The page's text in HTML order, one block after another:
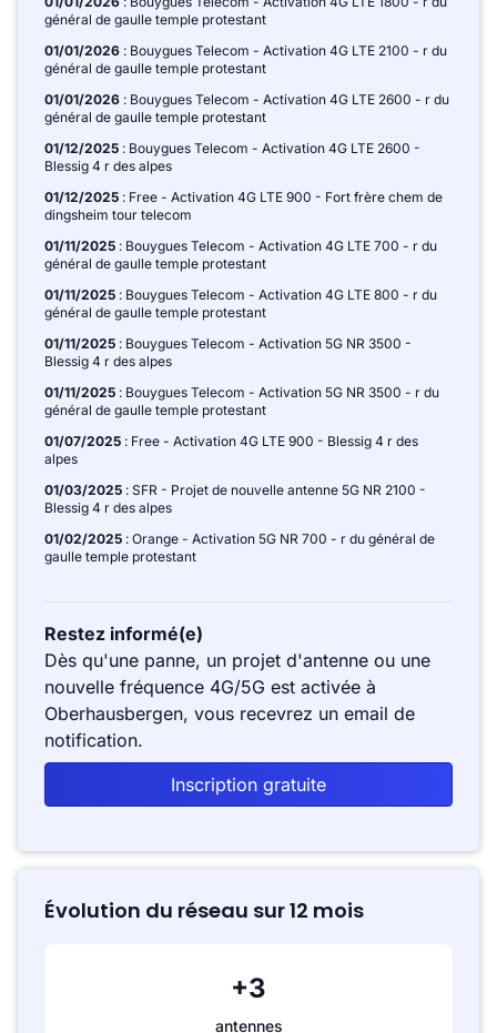
général de gaulle temple protestant
01/01/2026 : Bouygues Telecom - Activation 4G LTE 2100 - r du
général de gaulle temple protestant
01/01/2026 : Bouygues Telecom - Activation 4G LTE 2600 - r du
général de gaulle temple protestant
01/12/2025 : Bouygues Telecom - Activation 4G LTE 2600 -
Blessig 4 r des alpes
01/12/2025 : Free - Activation 4G LTE 900 - Fort frère chem de
dingsheim tour telecom
01/11/2025 : Bouygues Telecom - Activation 4G LTE 700 - r du
général de gaulle temple protestant
01/11/2025 : Bouygues Telecom - Activation 4G LTE 800 - r du
général de gaulle temple protestant
01/11/2025 : Bouygues Telecom - Activation 5G NR 3500 -
Blessig 4 r des alpes
01/11/2025 : Bouygues Telecom - Activation 5G NR 3500 - r du
général de gaulle temple protestant
01/07/2025 : Free - Activation 4G LTE 900 - Blessig 4 r des
alpes
01/03/2025 : SFR - Projet de nouvelle antenne 5G NR 2100 -
Blessig 4 r des alpes
01/02/2025 : Orange - Activation 5G NR 700 - r du général de
gaulle temple protestant
Restez informé(e)
Dès qu'une panne, un projet d'antenne ou une
nouvelle fréquence 4G/5G est activée à
Oberhausbergen, vous recevrez un email de
notification.
Inscription gratuite
Évolution du réseau sur 12 mois
+3
antennes